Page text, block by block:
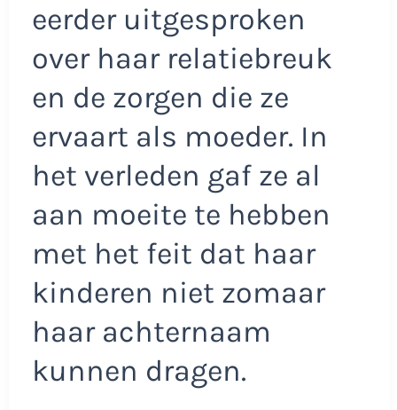
eerder uitgesproken
over haar relatiebreuk
en de zorgen die ze
ervaart als moeder. In
het verleden gaf ze al
aan moeite te hebben
met het feit dat haar
kinderen niet zomaar
haar achternaam
kunnen dragen.